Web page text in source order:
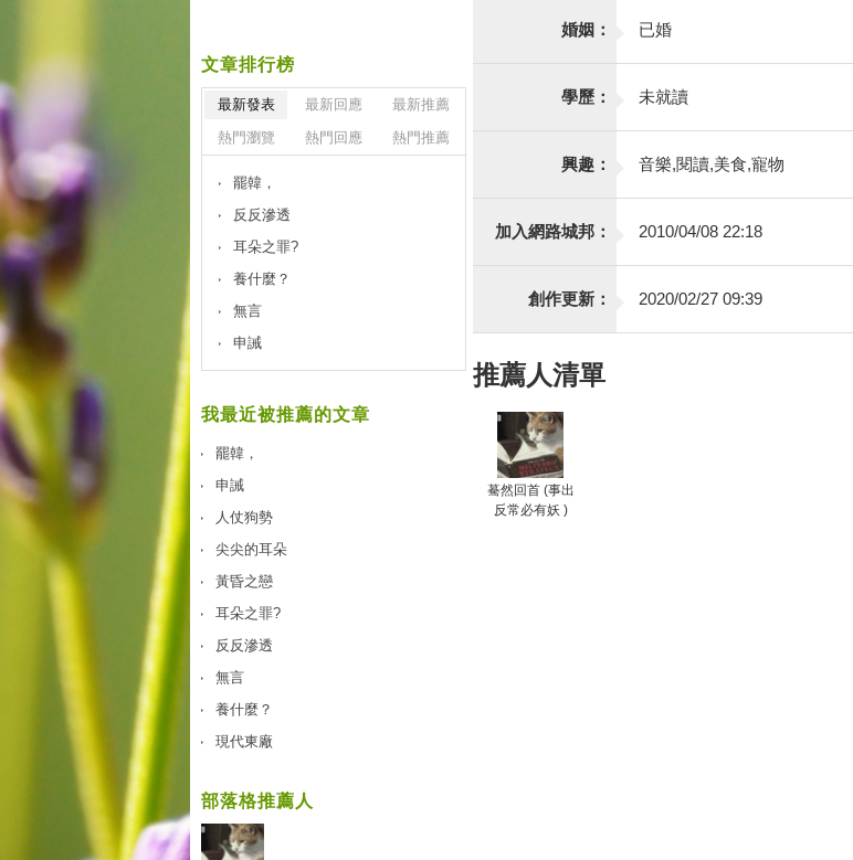
婚姻： 已婚
學歷： 未就讀
興趣： 音樂,閱讀,美食,寵物
加入網路城邦： 2010/04/08 22:18
創作更新： 2020/02/27 09:39
推薦人清單
驀然回首 (事出
反常必有妖 )
文章排行榜
最新發表 最新回應
最新推薦
熱門瀏覽
熱門回應 熱門推薦
罷韓，
反反滲透
耳朵之罪?
養什麼？
無言
申誡
我最近被推薦的文章
罷韓，
申誡
人仗狗勢
尖尖的耳朵
黃昏之戀
耳朵之罪?
反反滲透
無言
養什麼？
現代東廠
部落格推薦人